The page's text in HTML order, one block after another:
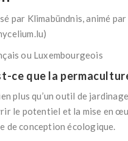
par Klimabündnis, animé
)
ou Luxembourgeois
ce que la
plus qu’un outil de
le potentiel et la mise en
de conception écologique.